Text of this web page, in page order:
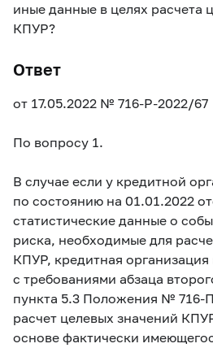
иные данные в целях расчета
КПУР?
Ответ
от 17.05.2022 № 716-P-2022/67
По вопросу 1.
В случае если у кредитной
по состоянию на 01.01.2022
статистические данные о
риска, необходимые для
КПУР, кредитная организация
с требованиями абзаца
пункта 5.3 Положения № 716-
расчет целевых значений
основе фактически